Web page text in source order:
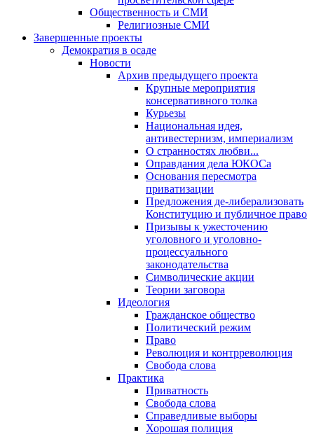
Общественность и СМИ
Религиозные СМИ
Завершенные проекты
Демократия в осаде
Новости
Архив предыдущего проекта
Крупные мероприятия
консервативного толка
Курьезы
Национальная идея,
антивестернизм, империализм
О странностях любви...
Оправдания дела ЮКОСа
Основания пересмотра
приватизации
Предложения де-либерализовать
Конституцию и публичное право
Призывы к ужесточению
уголовного и уголовно-
процессуального
законодательства
Символические акции
Теории заговора
Идеология
Гражданское общество
Политический режим
Право
Революция и контрреволюция
Свобода слова
Практика
Приватность
Свобода слова
Справедливые выборы
Хорошая полиция